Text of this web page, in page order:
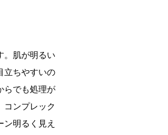
。肌が明るい
立ちやすいの
らでも処理が
コンプレック
明るく見え